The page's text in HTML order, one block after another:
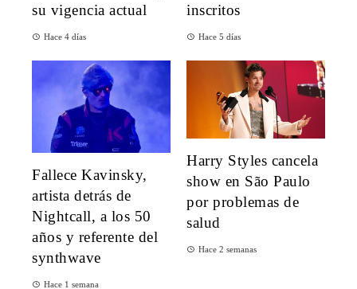
su vigencia actual
Hace 4 días
inscritos
Hace 5 días
Fallece Kavinsky,
artista detrás de
Nightcall, a los 50
años y referente del
synthwave
Hace 1 semana
Harry Styles cancela
show en São Paulo
por problemas de
salud
Hace 2 semanas